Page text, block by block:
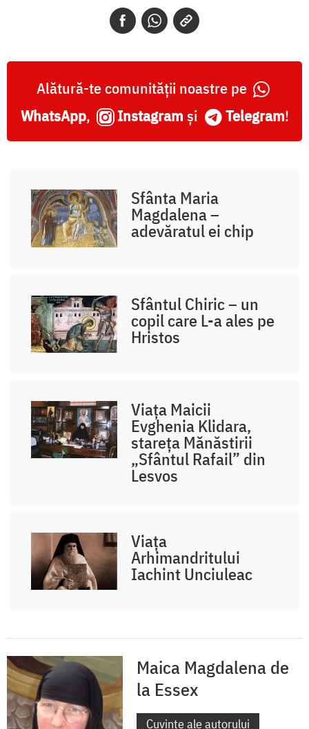
Alătură-te comunității noastre pe
WhatsApp, Instagram și Telegram!
Sfânta Maria
Magdalena –
adevăratul ei chip
Sfântul Chiric – un
copil care L-a ales pe
Hristos
Viața Maicii
Evghenia Klidara,
stareța Mănăstirii
„Sfântul Rafail” din
Lesvos
Viața
Arhimandritului
Iachint Unciuleac
Maica Magdalena de
la Essex
Cuvinte ale autorului